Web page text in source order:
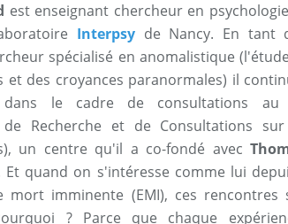
est enseignant chercheur en
Interpsy de Nancy. En tant
spécialisé en anomalistique
et des croyances paranormales) il
le cadre de consultations au
Recherche et de Consultations sur
un centre qu'il a co-fondé avec
Et quand on s'intéresse comme lui
mort imminente (EMI), ces rencontres
? Parce que chaque